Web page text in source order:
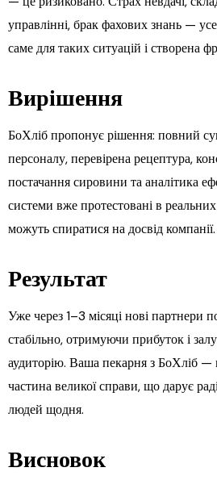
управлінні, брак фахових знань —
саме для таких ситуацій і створена
Вирішення
БоХліб пропонує рішення: повний
персоналу, перевірена рецептура,
постачання сировини та аналітика
системи вже протестовані в
можуть спиратися на досвід компанії.
Результат
Уже через 1–3 місяці нові партнери
стабільно, отримуючи прибуток і
аудиторію. Ваша пекарня з БоХліб —
частина великої справи, що дарує
людей щодня.
Висновок